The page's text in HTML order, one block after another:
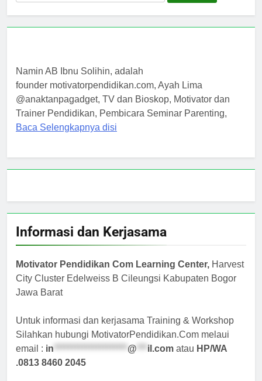
for:
Namin AB Ibnu Solihin, adalah
founder motivatorpendidikan.com, Ayah Lima
@anaktanpagadget, TV dan Bioskop, Motivator dan
Trainer Pendidikan, Pembicara Seminar Parenting,
Baca Selengkapnya disi
Informasi dan Kerjasama
Motivator Pendidikan Com Learning Center, Harvest
City Cluster Edelweiss B Cileungsi Kabupaten Bogor
Jawa Barat
Untuk informasi dan kerjasama Training & Workshop
Silahkan hubungi MotivatorPendidikan.Com melaui
email : in ********************* @ *** il.com atau HP/WA
.0813 8460 2045